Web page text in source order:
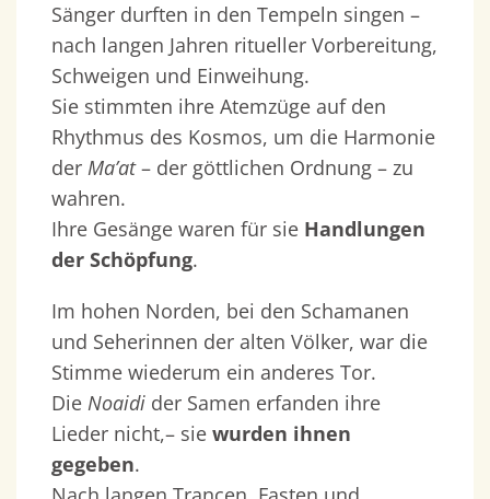
Sänger durften in den Tempeln singen –
nach langen Jahren ritueller Vorbereitung,
Schweigen und Einweihung.
Sie stimmten ihre Atemzüge auf den
Rhythmus des Kosmos, um die Harmonie
der Ma’at– der göttlichen Ordnung – zu
wahren.
Ihre Gesänge waren für sie Handlungen
der Schöpfung.
Im hohen Norden, bei den Schamanen
und Seherinnen der alten Völker, war die
Stimme wiederum ein anderes Tor.
Die Noaidi der Samen erfanden ihre
Lieder nicht,– sie wurden ihnen
gegeben.